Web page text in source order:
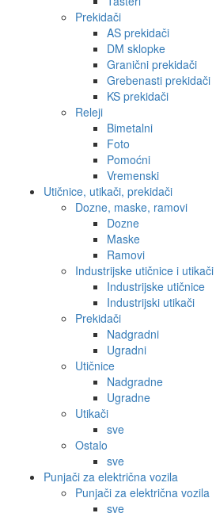
Prekidači
AS prekidači
DM sklopke
Granični prekidači
Grebenasti prekidači
KS prekidači
Releji
Bimetalni
Foto
Pomoćni
Vremenski
Utičnice, utikači, prekidači
Dozne, maske, ramovi
Dozne
Maske
Ramovi
Industrijske utičnice i utikači
Industrijske utičnice
Industrijski utikači
Prekidači
Nadgradni
Ugradni
Utičnice
Nadgradne
Ugradne
Utikači
sve
Ostalo
sve
Punjači za električna vozila
Punjači za električna vozila
sve